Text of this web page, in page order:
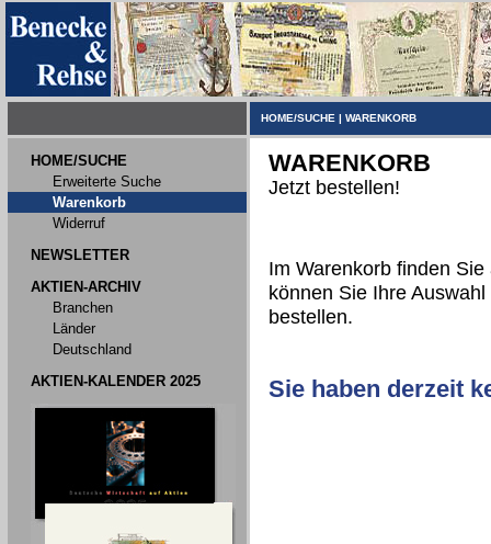
HOME/SUCHE | WARENKORB
HOME/SUCHE
Erweiterte Suche
Warenkorb
Widerruf
NEWSLETTER
AKTIEN-ARCHIV
Branchen
Länder
Deutschland
AKTIEN-KALENDER 2025
WARENKORB
Jetzt bestellen!
Im Warenkorb finden
können Sie Ihre
bestellen.
Sie haben derzeit